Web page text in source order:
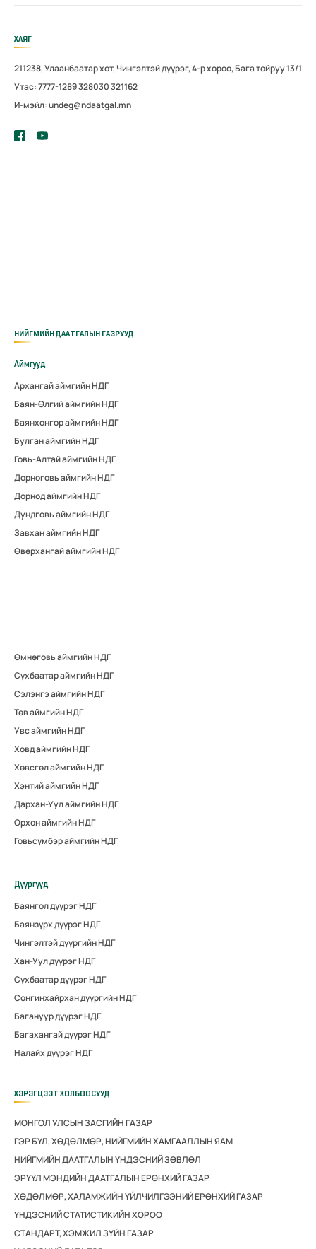
ХАЯГ
211238, Улаанбаатар хот, Чингэлтэй дүүрэг, 4-р хороо, Бага тойруу 13/1
Утас: 7777-1289 328030 321162
И-мэйл: undeg@ndaatgal.mn
НИЙГМИЙН ДААТГАЛЫН ГАЗРУУД
Аймгууд
Архангай аймгийн НДГ
Баян-Өлгий аймгийн НДГ
Баянхонгор аймгийн НДГ
Булган аймгийн НДГ
Говь-Алтай аймгийн НДГ
Дорноговь аймгийн НДГ
Дорнод аймгийн НДГ
Дундговь аймгийн НДГ
Завхан аймгийн НДГ
Өвөрхангай аймгийн НДГ
Өмнөговь аймгийн НДГ
Сүхбаатар аймгийн НДГ
Сэлэнгэ аймгийн НДГ
Төв аймгийн НДГ
Увс аймгийн НДГ
Ховд аймгийн НДГ
Хөвсгөл аймгийн НДГ
Хэнтий аймгийн НДГ
Дархан-Уул аймгийн НДГ
Орхон аймгийн НДГ
Говьсүмбэр аймгийн НДГ
Дүүргүүд
Баянгол дүүрэг НДГ
Баянзүрх дүүрэг НДГ
Чингэлтэй дүүргийн НДГ
Хан-Уул дүүрэг НДГ
Сүхбаатар дүүрэг НДГ
Сонгинхайрхан дүүргийн НДГ
Багануур дүүрэг НДГ
Багахангай дүүрэг НДГ
Налайх дүүрэг НДГ
ХЭРЭГЦЭЭТ ХОЛБООСУУД
МОНГОЛ УЛСЫН ЗАСГИЙН ГАЗАР
ГЭР БҮЛ, ХӨДӨЛМӨР, НИЙГМИЙН ХАМГААЛЛЫН ЯАМ
НИЙГМИЙН ДААТГАЛЫН ҮНДЭСНИЙ ЗӨВЛӨЛ
ЭРҮҮЛ МЭНДИЙН ДААТГАЛЫН ЕРӨНХИЙ ГАЗАР
ХӨДӨЛМӨР, ХАЛАМЖИЙН ҮЙЛЧИЛГЭЭНИЙ ЕРӨНХИЙ ГАЗАР
ҮНДЭСНИЙ СТАТИСТИКИЙН ХОРОО
СТАНДАРТ, ХЭМЖИЛ ЗҮЙН ГАЗАР